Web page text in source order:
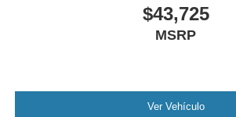
$43,725
MSRP
Ver Vehículo